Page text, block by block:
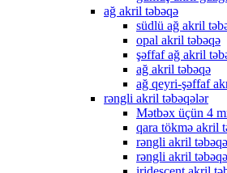
ağ akril təbəqə
südlü ağ akril
opal akril təbəqə
şəffaf ağ akril
ağ akril təbəqə
ağ qeyri-şəffaf
rəngli akril təbəqələr
Mətbəx üçün 4
qara tökmə akril
rəngli akril təbəqə
rəngli akril